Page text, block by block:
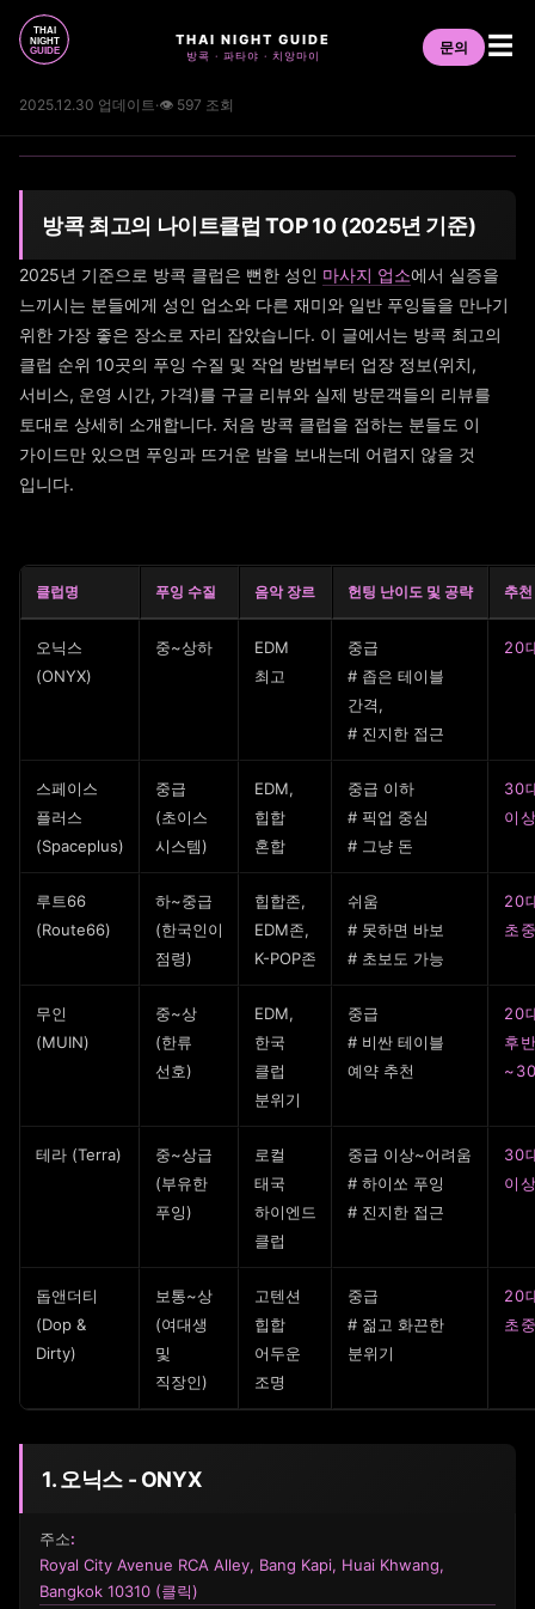
THAI NIGHT GUIDE
방콕 · 파타야 · 치앙마이 문의 ☰
2025.12.30 업데이트·👁 597 조회
방콕 최고의 나이트클럽 TOP 10 (2025년 기준)
2025년 기준으로 방콕 클럽은 뻔한 성인 마사지 업소에서 실증을
느끼시는 분들에게 성인 업소와 다른 재미와 일반 푸잉들을 만나기
위한 가장 좋은 장소로 자리 잡았습니다. 이 글에서는 방콕 최고의
클럽 순위 10곳의 푸잉 수질 및 작업 방법부터 업장 정보(위치,
서비스, 운영 시간, 가격)를 구글 리뷰와 실제 방문객들의 리뷰를
토대로 상세히 소개합니다. 처음 방콕 클럽을 접하는 분들도 이
가이드만 있으면 푸잉과 뜨거운 밤을 보내는데 어렵지 않을 것
입니다.
클럽명 푸잉 수질 음악 장르 헌팅 난이도 및 공략 추
오닉스
(ONYX)
중~상하
EDM
최고
중급
# 좁은 테이블
간격,
# 진지한 접근
20
스페이스
플러스
(Spaceplus)
중급
(초이스
시스템)
EDM,
힙합
혼합
중급 이하
# 픽업 중심
# 그냥 돈
30
이
루트66
(Route66)
하~중급
(한국인이
점령)
힙합존,
EDM존,
K-POP존
쉬움
# 못하면 바보
# 초보도 가능
20
초
무인
(MUIN)
중~상
(한류
선호)
EDM,
한국
클럽
분위기
중급
# 비싼 테이블
예약 추천
20
후
테라 (Terra)
중~상급
(부유한
푸잉)
로컬
태국
하이엔드
클럽
중급 이상~어려움
# 하이쏘 푸잉
# 진지한 접근
30
이
돕앤더티
(Dop &
Dirty)
보통~상
(여대생
및
직장인)
고텐션
힙합
어두운
조명
중급
# 젊고 화끈한
분위기
20
초
1. 오닉스 - ONYX
주소:
Royal City Avenue RCA Alley, Bang Kapi, Huai Khwang,
Bangkok 10310 (클릭)